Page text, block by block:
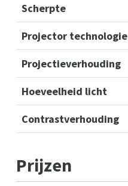
Scherpte
Projector technologie
Projectieverhouding
Hoeveelheid licht
Contrastverhouding
Prijzen